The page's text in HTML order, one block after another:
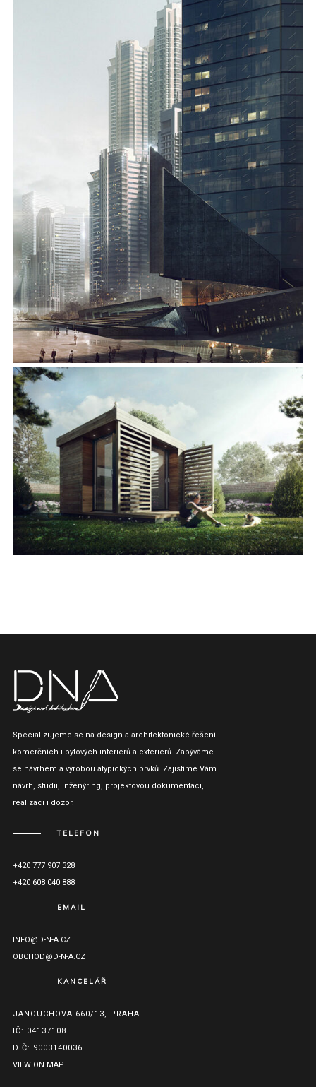
Specializujeme se na design a architektonické řešení
komerčních i bytových interiérů a exteriérů. Zabýváme
se návrhem a výrobou atypických prvků. Zajistíme Vám
návrh, studii, inženýring, projektovou dokumentaci,
realizaci i dozor.
TELEFON
+420 777 907 328
+420 608 040 888
EMAIL
INFO@D-N-A.CZ
OBCHOD@D-N-A.CZ
KANCELÁŘ
JANOUCHOVA 660/13, PRAHA
IČ: 04137108
DIČ: 9003140036
VIEW ON MAP